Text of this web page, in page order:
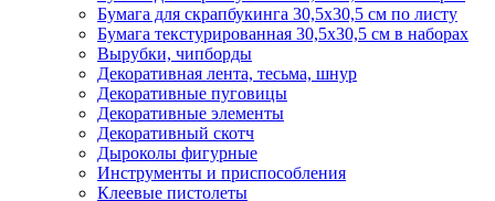
Бумага для скрапбукинга 30,5х30,5 см по листу
Бумага текстурированная 30,5х30,5 см в наборах
Вырубки, чипборды
Декоративная лента, тесьма, шнур
Декоративные пуговицы
Декоративные элементы
Декоративный скотч
Дыроколы фигурные
Инструменты и приспособления
Клеевые пистолеты